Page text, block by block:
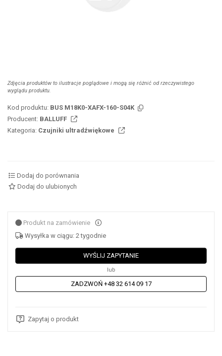
Zdjęcia produktów to ilustracje poglądowe i mogą się różnić od rzeczywistego
wyglądu produktu.
Kod produktu: BUS M18K0-XAFX-160-S04K
Producent: BALLUFF
Kategoria: Czujniki ultradźwiękowe
Dodaj do porównania
Dodaj do ulubionych
Produkt na zamówienie
Wysyłka w ciągu: 2 tygodnie
WYŚLIJ ZAPYTANIE
lub
ZADZWOŃ +48 32 614 09 17
Zapytaj o produkt